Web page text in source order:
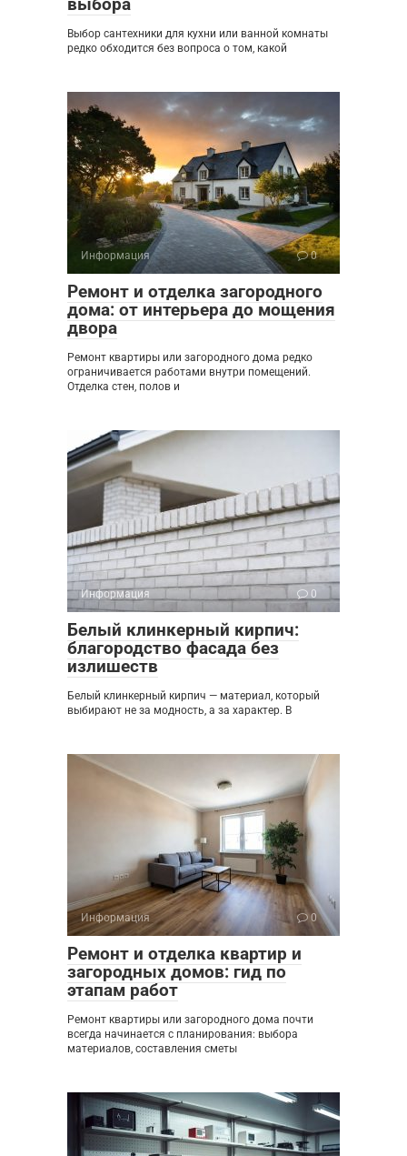
Выбор сантехники для кухни или ванной комнаты
редко обходится без вопроса о том, какой
Информация 0
Ремонт и отделка загородного
дома: от интерьера до мощения
двора
Ремонт квартиры или загородного дома редко
ограничивается работами внутри помещений.
Отделка стен, полов и
Информация 0
Белый клинкерный кирпич:
благородство фасада без
излишеств
Белый клинкерный кирпич — материал, который
выбирают не за модность, а за характер. В
Информация 0
Ремонт и отделка квартир и
загородных домов: гид по
этапам работ
Ремонт квартиры или загородного дома почти
всегда начинается с планирования: выбора
материалов, составления сметы